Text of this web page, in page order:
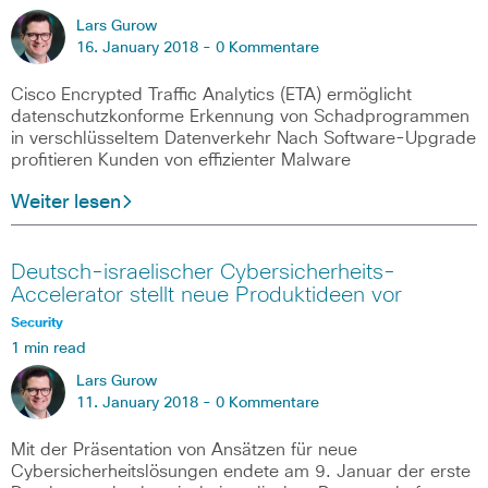
Lars Gurow
16. January 2018 - 0 Kommentare
Cisco Encrypted Traffic Analytics (ETA) ermöglicht
datenschutzkonforme Erkennung von Schadprogrammen
in verschlüsseltem Datenverkehr Nach Software-Upgrade
profitieren Kunden von effizienter Malware
Weiter lesen
Deutsch-israelischer Cybersicherheits-
Accelerator stellt neue Produktideen vor
Security
1 min read
Lars Gurow
11. January 2018 - 0 Kommentare
Mit der Präsentation von Ansätzen für neue
Cybersicherheitslösungen endete am 9. Januar der erste